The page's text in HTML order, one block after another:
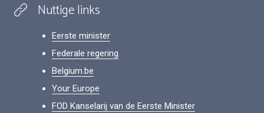
Nuttige links
Eerste minister
Federale regering
Belgium.be
Your Europe
FOD Kanselarij van de Eerste Minister